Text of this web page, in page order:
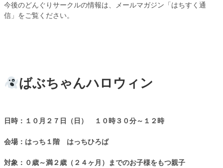
今後のどんぐりサークルの情報は、メールマガジン「はちすく通
信」をご覧ください。
ばぶちゃんハロウィン
日時：１０月２７日（日） １０時３０分～１２時
会場：はっち１階 はっちひろば
対象：０歳～満２歳（ ２４ヶ月）までのお子様をもつ親子